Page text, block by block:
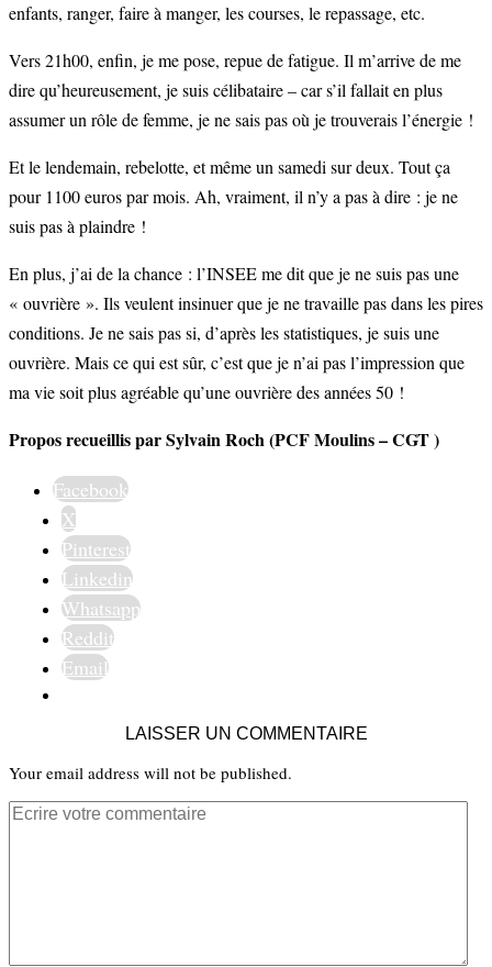
enfants, ranger, faire à manger, les courses, le repassage, etc.
Vers 21h00, enfin, je me pose, repue de fatigue. Il m’arrive de me
dire qu’heureusement, je suis célibataire – car s’il fallait en plus
assumer un rôle de femme, je ne sais pas où je trouverais l’énergie !
Et le lendemain, rebelotte, et même un samedi sur deux. Tout ça
pour 1100 euros par mois. Ah, vraiment, il n’y a pas à dire : je ne
suis pas à plaindre !
En plus, j’ai de la chance : l’INSEE me dit que je ne suis pas une
« ouvrière ». Ils veulent insinuer que je ne travaille pas dans les pires
conditions. Je ne sais pas si, d’après les statistiques, je suis une
ouvrière. Mais ce qui est sûr, c’est que je n’ai pas l’impression que
ma vie soit plus agréable qu’une ouvrière des années 50 !
Propos recueillis par Sylvain Roch (PCF Moulins – CGT )
Facebook
X
Pinterest
Linkedin
Whatsapp
Reddit
Email
LAISSER UN COMMENTAIRE
Your email address will not be published.